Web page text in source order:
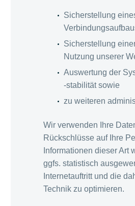
Sicherstellung
Sicherstellung
Nutzung unserer
Auswertung der
-stabilität sowie
zu weiteren
Wir verwenden Ihre
Rückschlüsse auf Ihre
Informationen dieser Art
ggfs. statistisch
Internetauftritt und die
Technik zu optimieren.